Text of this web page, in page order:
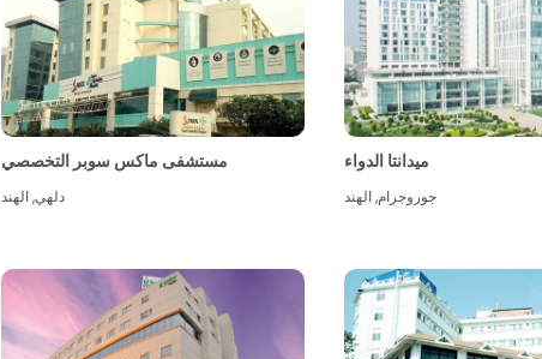
مستشفى ماكس سوبر التخصصي
دلهي,الهند
ميدانتا الدواء
جوروجرام,الهند